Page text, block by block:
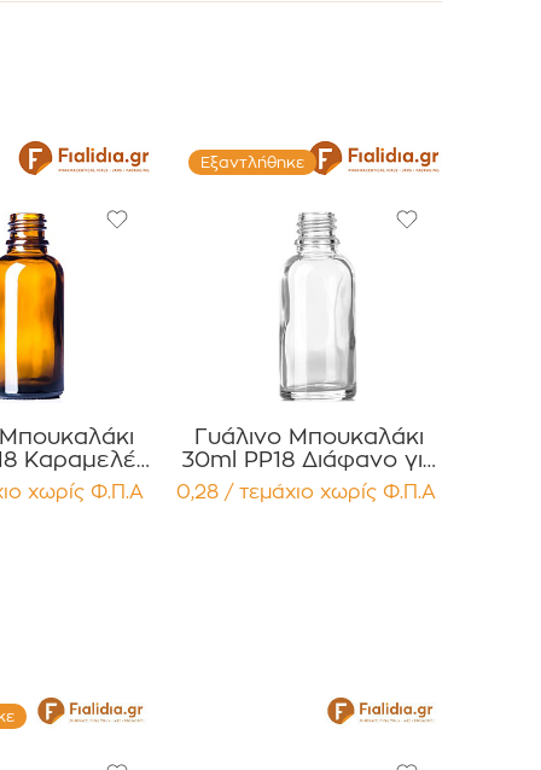
Καραμελέ
Έλαια ,
, Αρώματα
χωρίς Φ.Π.Α
Εξαντλήθηκε
Γυάλινο Μπουκαλάκι
30ml PP18 Διάφανο για
Αιθέρια Έλαια, Βάμματα
Συσκευασία 12
0,28 / τεμάχιο χωρίς Φ.Π.Α